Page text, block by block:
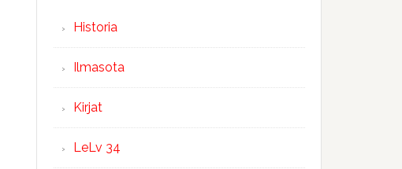
Historia
Ilmasota
Kirjat
LeLv 34